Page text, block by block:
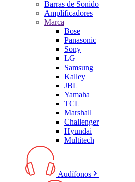
Barras de Sonido
Amplificadores
Marca
Bose
Panasonic
Sony
LG
Samsung
Kalley
JBL
Yamaha
TCL
Marshall
Challenger
Hyundai
Multitech
Audífonos